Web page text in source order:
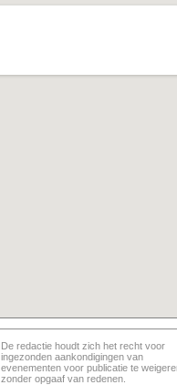
De redactie houdt zich het recht voor
ingezonden aankondigingen van
evenementen voor publicatie te
zonder opgaaf van redenen.